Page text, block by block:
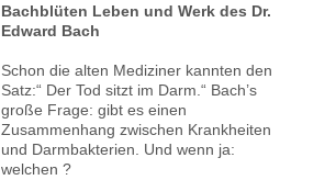
Bachblüten Leben und Werk des Dr.
Edward Bach
Schon die alten Mediziner kannten den
Satz:“ Der Tod sitzt im Darm.“ Bach’s
große Frage: gibt es einen
Zusammenhang zwischen Krankheiten
und Darmbakterien. Und wenn ja:
welchen ?